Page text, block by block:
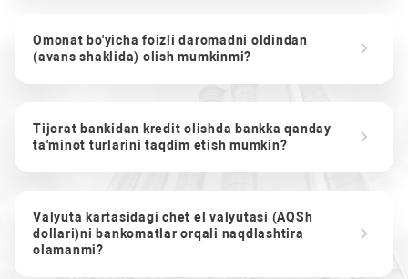
Omonat bo'yicha foizli daromadni oldindan
(avans shaklida) olish mumkinmi?
Tijorat bankidan kredit olishda bankka qanday
ta'minot turlarini taqdim etish mumkin?
Valyuta kartasidagi chet el valyutasi (AQSh
dollari)ni bankomatlar orqali naqdlashtira
olamanmi?